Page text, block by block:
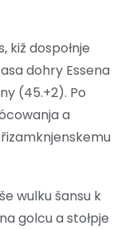
kiž dospołnje
dohry Essena
(45.+2). Po
a
wulku šansu k
golcu a stołpje